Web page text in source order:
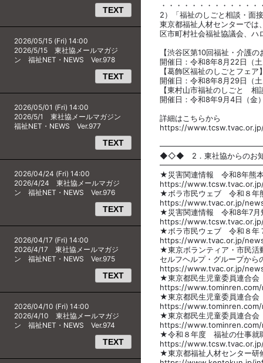
TEXT
2026/05/15 (Fri) 14:00
2026/5/15 東社協メールマガジ
ン 福祉NET・NEWS Ver.978
TEXT
2026/05/01 (Fri) 14:00
2026/5/1 東社協メールマガジン
福祉NET・NEWS Ver.977
TEXT
2026/04/24 (Fri) 14:00
2026/4/24 東社協メールマガジ
ン 福祉NET・NEWS Ver.976
TEXT
2026/04/17 (Fri) 14:00
2026/4/17 東社協メールマガジ
ン 福祉NET・NEWS Ver.975
TEXT
2026/04/10 (Fri) 14:00
2026/4/10 東社協メールマガジ
ン 福祉NET・NEWS Ver.974
TEXT
・・・・・・・・・・・・
2）「福祉のしごと相談・面
東京都福祉人材センターでは
区市町村社会福祉協議会、ハ
【渋谷区第10回福祉・介護
開催日：令和8年8月22日
【葛飾区福祉のしごとフェア
開催日：令和8年8月29日（
【東村山市福祉のしごと 相
開催日：令和8年9月4日（
詳細はこちらから
https://
◆◇◆ 2．東社協からの
★災害関連情報 令和8年熊
https://
★ボラ市民ウェブ 令和８年
https://www.tvac.or.jp/
★災害関連情報 令和8年7月
https://
★ボラ市民ウェブ 令和８年
https://www.tvac.or.jp/
★東京ボランティア・市民
セルフヘルプ・グループか
https://www.tvac.or.jp/
★東京都民生児童委員連合会
https://
★東京都民生児童委員連合会
https://
★東京都民生児童委員連合会
https://
★令和８年度 福祉の仕事就
https://
★東京都福祉人材センター研